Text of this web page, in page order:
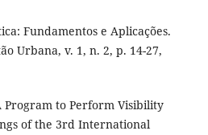
Fundamentos e Aplicações.
Urbana, v. 1, n. 2, p. 14-27,
Program to Perform Visibility
of the 3rd International